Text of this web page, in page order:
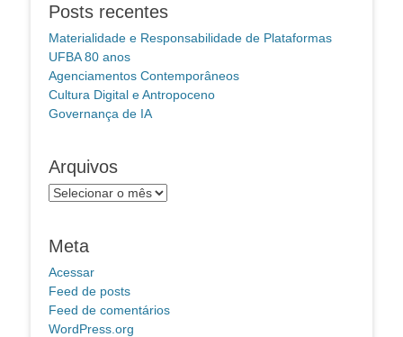
Posts recentes
Materialidade e Responsabilidade de Plataformas
UFBA 80 anos
Agenciamentos Contemporâneos
Cultura Digital e Antropoceno
Governança de IA
Arquivos
Arquivos
Meta
Acessar
Feed de posts
Feed de comentários
WordPress.org